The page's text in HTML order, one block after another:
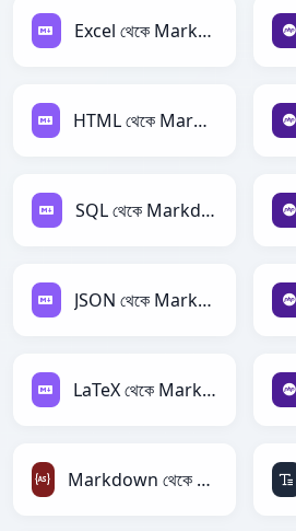
Excel থেকে Markdown
HTML থেকে Markdown
SQL থেকে Markdown
JSON থেকে Markdown
LaTeX থেকে Markdown
Markdown থেকে ActionScript